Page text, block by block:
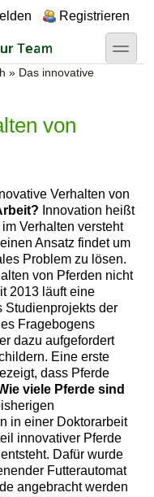
Registrieren
toggle
» Das innovative
von
Verhalten von
Innovation heißt
Verhalten versteht
Ansatz findet um
Problem zu lösen.
von Pferden nicht
2013 läuft eine
Studienprojekts der
Fragebogens
dazu aufgefordert
Eine erste
dass Pferde
viele Pferde sind
in einer Doktorarbeit
innovativer Pferde
Dafür wurde
Futterautomat
angebracht werden